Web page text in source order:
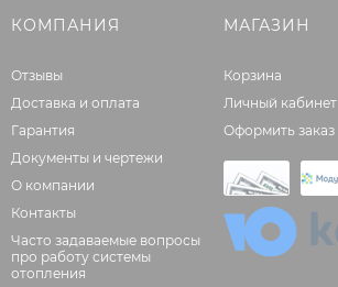
КОМПАНИЯ
Отзывы
Доставка и оплата
Гарантия
Документы и чертежи
О компании
Контакты
Часто задаваемые вопросы
про работу системы
отопления
МАГАЗИН
Корзина
Личный кабинет
Оформить заказ